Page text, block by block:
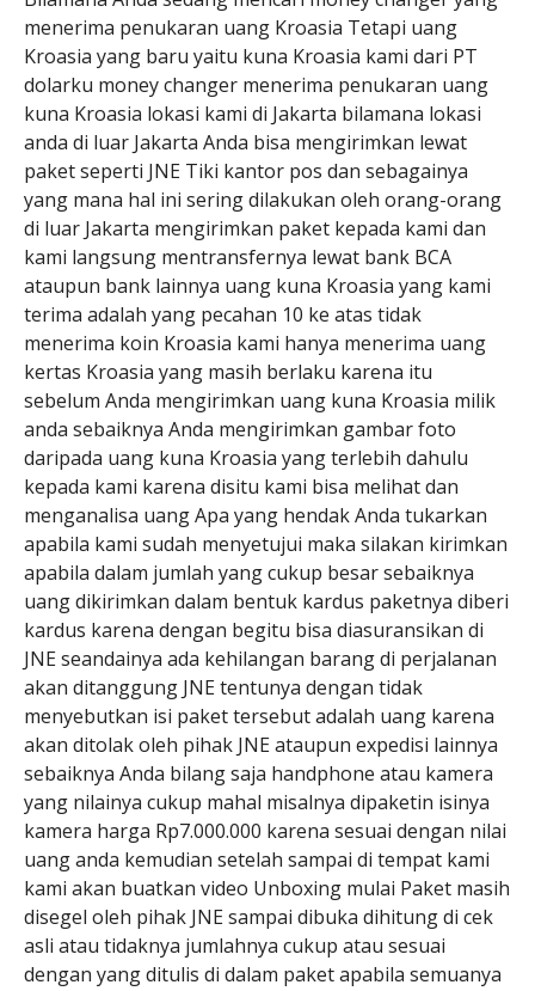
menerima penukaran uang Kroasia Tetapi uang
Kroasia yang baru yaitu kuna Kroasia kami dari PT
dolarku money changer menerima penukaran uang
kuna Kroasia lokasi kami di Jakarta bilamana lokasi
anda di luar Jakarta Anda bisa mengirimkan lewat
paket seperti JNE Tiki kantor pos dan sebagainya
yang mana hal ini sering dilakukan oleh orang-orang
di luar Jakarta mengirimkan paket kepada kami dan
kami langsung mentransfernya lewat bank BCA
ataupun bank lainnya uang kuna Kroasia yang kami
terima adalah yang pecahan 10 ke atas tidak
menerima koin Kroasia kami hanya menerima uang
kertas Kroasia yang masih berlaku karena itu
sebelum Anda mengirimkan uang kuna Kroasia milik
anda sebaiknya Anda mengirimkan gambar foto
daripada uang kuna Kroasia yang terlebih dahulu
kepada kami karena disitu kami bisa melihat dan
menganalisa uang Apa yang hendak Anda tukarkan
apabila kami sudah menyetujui maka silakan kirimkan
apabila dalam jumlah yang cukup besar sebaiknya
uang dikirimkan dalam bentuk kardus paketnya diberi
kardus karena dengan begitu bisa diasuransikan di
JNE seandainya ada kehilangan barang di perjalanan
akan ditanggung JNE tentunya dengan tidak
menyebutkan isi paket tersebut adalah uang karena
akan ditolak oleh pihak JNE ataupun expedisi lainnya
sebaiknya Anda bilang saja handphone atau kamera
yang nilainya cukup mahal misalnya dipaketin isinya
kamera harga Rp7.000.000 karena sesuai dengan nilai
uang anda kemudian setelah sampai di tempat kami
kami akan buatkan video Unboxing mulai Paket masih
disegel oleh pihak JNE sampai dibuka dihitung di cek
asli atau tidaknya jumlahnya cukup atau sesuai
dengan yang ditulis di dalam paket apabila semuanya